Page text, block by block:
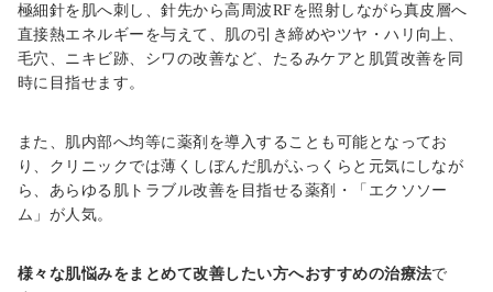
極細針を肌へ刺し、針先から高周波RFを照射しながら真皮層へ
直接熱エネルギーを与えて、肌の引き締めやツヤ・ハリ向上、
毛穴、ニキビ跡、シワの改善など、たるみケアと肌質改善を同
時に目指せます。
また、肌内部へ均等に薬剤を導入することも可能となってお
り、クリニックでは薄くしぼんだ肌がふっくらと元気にしなが
ら、あらゆる肌トラブル改善を目指せる薬剤・「エクソソー
ム」が人気。
様々な肌悩みをまとめて改善したい方へおすすめの治療法で